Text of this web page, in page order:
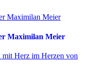
Maximilan Meier